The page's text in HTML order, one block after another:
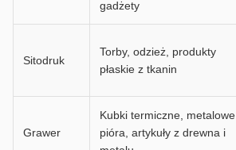
gadżety
Sitodruk
Torby, odzież, produkty
płaskie z tkanin
Grawer
Kubki termiczne, metalowe
pióra, artykuły z drewna i